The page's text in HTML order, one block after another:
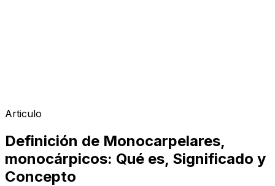
Articulo
Definición de Monocarpelares,
monocárpicos: Qué es, Significado y
Concepto